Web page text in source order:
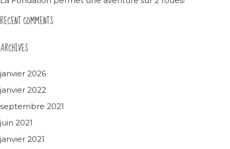
RECENT COMMENTS
ARCHIVES
janvier 2026
janvier 2022
septembre 2021
juin 2021
janvier 2021